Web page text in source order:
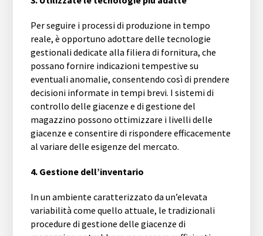
Per seguire i processi di produzione in tempo
reale, è opportuno adottare delle tecnologie
gestionali dedicate alla filiera di fornitura, che
possano fornire indicazioni tempestive su
eventuali anomalie, consentendo così di prendere
decisioni informate in tempi brevi. I sistemi di
controllo delle giacenze e di gestione del
magazzino possono ottimizzare i livelli delle
giacenze e consentire di rispondere efficacemente
al variare delle esigenze del mercato.
4. Gestione dell’inventario
In un ambiente caratterizzato da un’elevata
variabilità come quello attuale, le tradizionali
procedure di gestione delle giacenze di